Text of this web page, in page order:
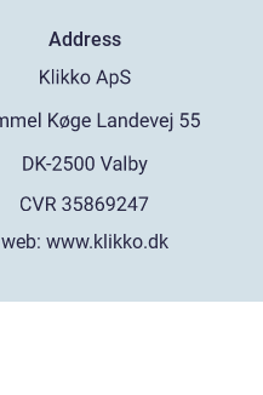
Address
web:www.klikko.dk